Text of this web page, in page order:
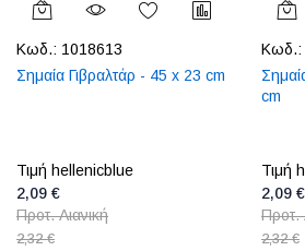
Κωδ.: 1018613
Σημαία Γιβραλτάρ - 45 x 23 cm
Τιμή hellenicblue
2,09 €
Προτ. Λιανική
2,32 €
Κωδ.:
cm
Τιμή
2,09 €
Προτ.
2,32 €